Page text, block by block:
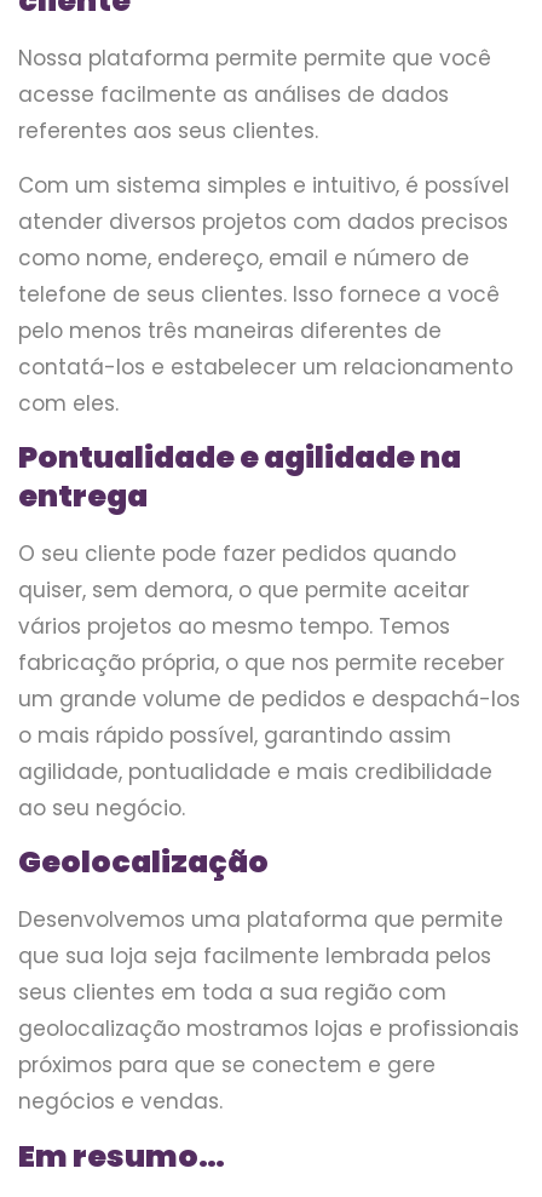
Nossa plataforma permite permite que você
acesse facilmente as análises de dados
referentes aos seus clientes.
Com um sistema simples e intuitivo, é possível
atender diversos projetos com dados precisos
como nome, endereço, email e número de
telefone de seus clientes. Isso fornece a você
pelo menos três maneiras diferentes de
contatá-los e estabelecer um relacionamento
com eles.
Pontualidade e agilidade na
entrega
O seu cliente pode fazer pedidos quando
quiser, sem demora, o que permite aceitar
vários projetos ao mesmo tempo. Temos
fabricação própria, o que nos permite receber
um grande volume de pedidos e despachá-los
o mais rápido possível, garantindo assim
agilidade, pontualidade e mais credibilidade
ao seu negócio.
Geolocalização
Desenvolvemos uma plataforma que permite
que sua loja seja facilmente lembrada pelos
seus clientes em toda a sua região com
geolocalização mostramos lojas e profissionais
próximos para que se conectem e gere
negócios e vendas.
Em resumo…